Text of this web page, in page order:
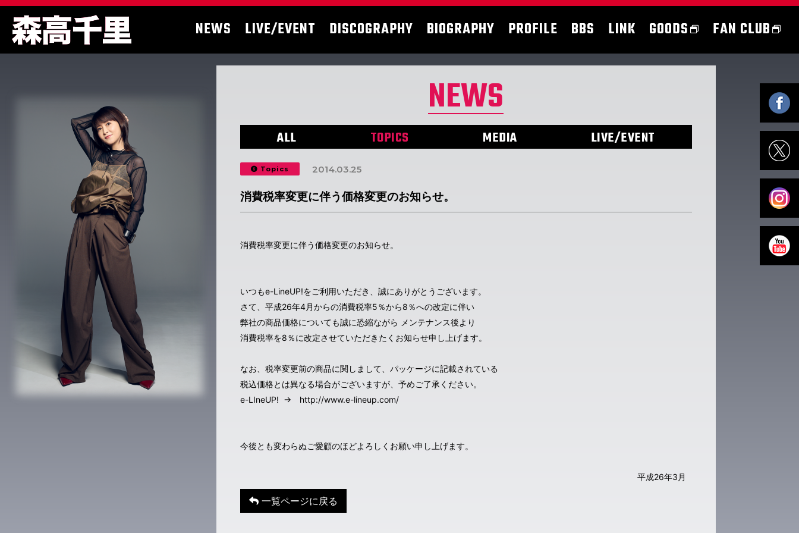
NEWS LIVE/EVENT DISCOGRAPHY BIOGRAPHY PROFILE BBS LINK GOODS FAN CLUB
NEWS
ALL TOPICS MEDIA LIVE/EVENT
Topics 2014.03.25
消費税率変更に伴う価格変更のお知らせ。
消費税率変更に伴う価格変更のお知らせ。
いつもe-LineUP!をご利用いただき、誠にありがとうございます。
さて、平成26年4月からの消費税率5％から8％への改定に伴い
弊社の商品価格についても誠に恐縮ながら メンテナンス後より
消費税率を8％に改定させていただきたくお知らせ申し上げます。
なお、税率変更前の商品に関しまして、パッケージに記載されている
税込価格とは異なる場合がございますが、予めご了承ください。
e-LIneUP! → http://www.e-lineup.com/
今後とも変わらぬご愛顧のほどよろしくお願い申し上げます。
平成26年3月
一覧ページに戻る